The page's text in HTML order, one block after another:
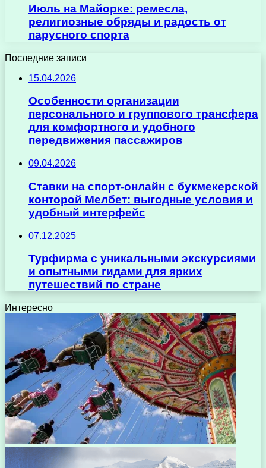
Июль на Майорке: ремесла,
религиозные обряды и радость от
парусного спорта
Последние записи
15.04.2026
Особенности организации
персонального и группового трансфера
для комфортного и удобного
передвижения пассажиров
09.04.2026
Ставки на спорт-онлайн с букмекерской
конторой Мелбет: выгодные условия и
удобный интерфейс
07.12.2025
Турфирма с уникальными экскурсиями
и опытными гидами для ярких
путешествий по стране
Интересно